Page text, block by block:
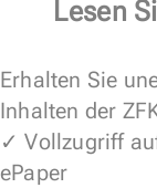
Lesen
Erhalten Sie
Inhalten der
✓ Vollzugriff
ePaper